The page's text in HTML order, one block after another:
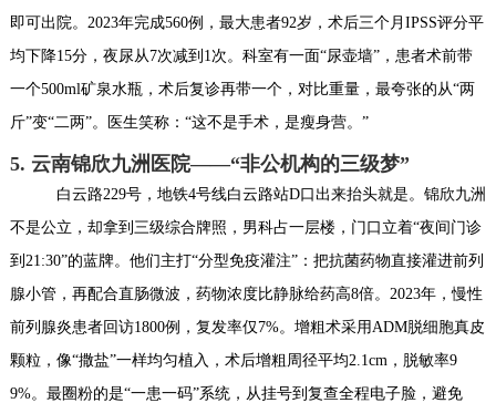
即可出院。2023年完成560例，最大患者92岁，术后三个月IPSS评分平
均下降15分，夜尿从7次减到1次。科室有一面“尿壶墙”，患者术前带
一个500ml矿泉水瓶，术后复诊再带一个，对比重量，最夸张的从“两
斤”变“二两”。医生笑称：“这不是手术，是瘦身营。”
5. 云南锦欣九洲医院——“非公机构的三级梦”
白云路229号，地铁4号线白云路站D口出来抬头就是。锦欣九洲
不是公立，却拿到三级综合牌照，男科占一层楼，门口立着“夜间门诊
到21:30”的蓝牌。他们主打“分型免疫灌注”：把抗菌药物直接灌进前列
腺小管，再配合直肠微波，药物浓度比静脉给药高8倍。2023年，慢性
前列腺炎患者回访1800例，复发率仅7%。增粗术采用ADM脱细胞真皮
颗粒，像“撒盐”一样均匀植入，术后增粗周径平均2.1cm，脱敏率9
9%。最圈粉的是“一患一码”系统，从挂号到复查全程电子脸，避免